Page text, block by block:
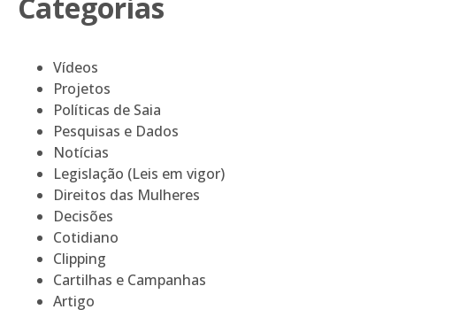
Vídeos
Projetos
Políticas de Saia
Pesquisas e Dados
Notícias
Legislação (Leis em vigor)
Direitos das Mulheres
Decisões
Cotidiano
Clipping
Cartilhas e Campanhas
Artigo